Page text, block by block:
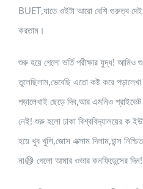
BUET,যাতে ওইটা আরো বেশি গুরুত্ব
করতাম।
শুরু হয়ে গেলো ভর্তি পরীক্ষার যুদ্ধ! আমিও
তুলেছিলাম,ভেবেছি এতো কষ্ট করে পড়ালেখা
পড়ালেখাই ছেড়ে দিব,আর এমনিও
নেই! শুরু হলো ঢাকা বিশ্ববিদ্যালয়ের ক
হয়ে খুব খুশি,জোস এক্সাম দিলাম,চান্স
না😅 গেলো আমার ওভার কনফিডেন্সের দিন!